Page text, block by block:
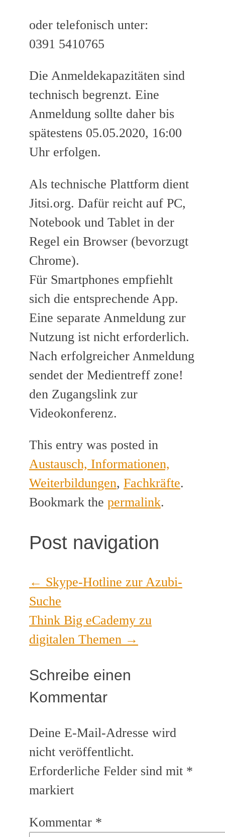
oder telefonisch unter:
0391 5410765
Die Anmeldekapazitäten sind
technisch begrenzt. Eine
Anmeldung sollte daher bis
spätestens 05.05.2020, 16:00
Uhr erfolgen.
Als technische Plattform dient
Jitsi.org. Dafür reicht auf PC,
Notebook und Tablet in der
Regel ein Browser (bevorzugt
Chrome).
Für Smartphones empfiehlt
sich die entsprechende App.
Eine separate Anmeldung zur
Nutzung ist nicht erforderlich.
Nach erfolgreicher Anmeldung
sendet der Medientreff zone!
den Zugangslink zur
Videokonferenz.
This entry was posted in
Austausch, Informationen,
Weiterbildungen, Fachkräfte.
Bookmark the permalink.
Post navigation
← Skype-Hotline zur Azubi-
Suche
Think Big eCademy zu
digitalen Themen →
Schreibe einen
Kommentar
Deine E-Mail-Adresse wird
nicht veröffentlicht.
Erforderliche Felder sind mit *
markiert
Kommentar *